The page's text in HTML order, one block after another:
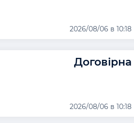
2026/08/06 в 10:18
Договірна
2026/08/06 в 10:18